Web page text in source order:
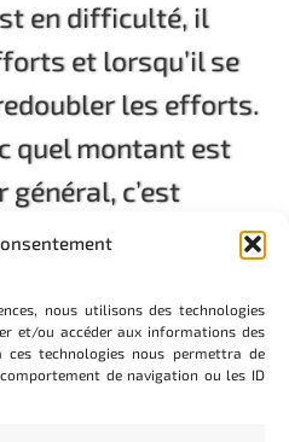
nous utilisons des technologies
et/ou accéder aux informations des
technologies nous permettra de
de navigation ou les ID
en difficulté, il
et lorsqu’il se
les efforts.
quel montant est
c’est